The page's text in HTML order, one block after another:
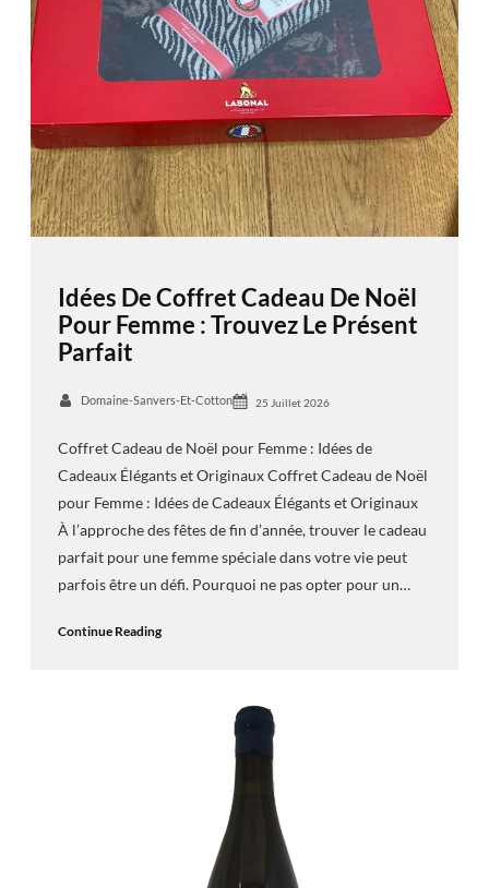
Idées De Coffret Cadeau De Noël
Pour Femme : Trouvez Le Présent
Parfait
Domaine-Sanvers-Et-Cotton 25 Juillet 2026
Coffret Cadeau de Noël pour Femme : Idées de
Cadeaux Élégants et Originaux Coffret Cadeau de Noël
pour Femme : Idées de Cadeaux Élégants et Originaux
À l’approche des fêtes de fin d’année, trouver le cadeau
parfait pour une femme spéciale dans votre vie peut
parfois être un défi. Pourquoi ne pas opter pour un…
Continue Reading